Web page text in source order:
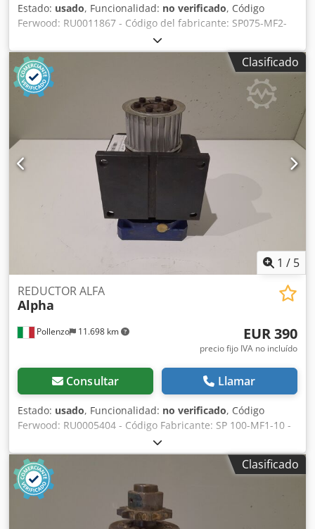
Estado: usado, Funcionalidad: no verificado, Código
Ferwood: RU0011867 - Código del fabricante: SP075-MF2-
20-121-000 - Estado: Usado - Funcionalidad: No probado -
Máquina compatible: - Si está interesado, ofrecemos
servicio de reacondicionamiento, contáctenos. 4KG
36X26X21 Dsdpfoymd Ecox Aamskr
Clasificado
1 / 5
Pollenzo 11.698 km
REDUCTOR ALFA
Alpha
EUR 390
precio fijo IVA no incluído
Consultar Llamar
Estado: usado, Funcionalidad: no verificado, Código
Ferwood: RU0005404 - Código Fabricante: SP 100-MF1-10 -
Estado: Usado - Funcionalidad: No probado - Si está
interesado ofrecemos un servicio de revisión, contáctenos.
Dsdpov Eflwofx Aamskr
Clasificado